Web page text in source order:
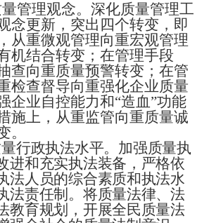
量管理观念。深化质量管理工
念更新，突出四个转变，即
从重微观管理向重宏观管理
机结合转变；在管理手段
查向重质量预警转变；在管
检查督导向重强化企业质量
企业自控能力和“造血”功能
施上，从重监管向重质量诚
。
行政执法水平。加强质量执
进和充实执法装备，严格依
法人员的综合素质和执法水
法责任制。将质量法律、法
教育规划 ， 开展全民质量法